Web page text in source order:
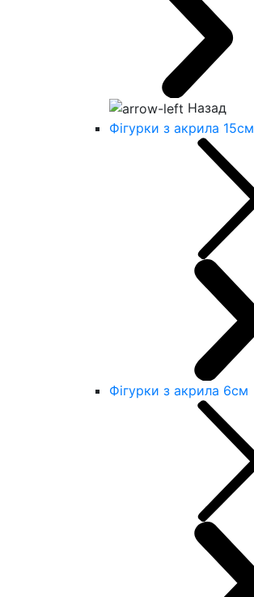
Назад
Фігурки з акрила 15см
Фігурки з акрила 6см